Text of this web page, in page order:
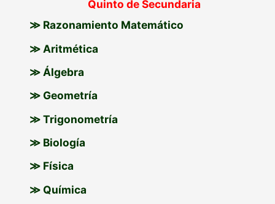
Quinto de Secundaria
≫ Razonamiento Matemático
≫ Aritmética
≫ Álgebra
≫ Geometría
≫ Trigonometría
≫ Biología
≫ Física
≫ Química